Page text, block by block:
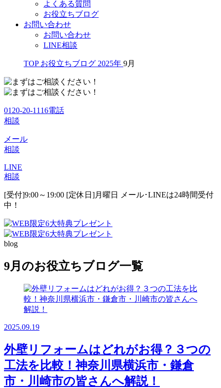
よくある質問
お役立ちブログ
お問い合わせ
お問い合わせ
LINE相談
TOP お役立ちブログ 2025年 9月
0120-20-1116電話
相談
メール
相談
LINE
相談
[受付]9:00～19:00 [定休日]月曜日
メール･LINEは24時間受付
中！
blog
9月のお役立ちブログ一覧
2025.09.19
外壁リフォームはどれがお得？３つの
工法を比較！神奈川県横浜市・鎌倉
市・川崎市の皆さんへ解説！